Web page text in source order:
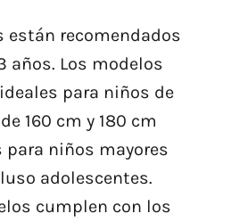
están recomendados
años. Los modelos
para niños de
160 cm y 180 cm
para niños mayores
adolescentes.
cumplen con los